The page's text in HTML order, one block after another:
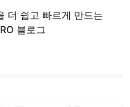
더 쉽고 빠르게 만드는
블로그